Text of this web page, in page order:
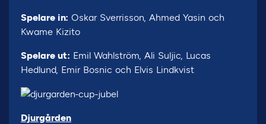
Spelare in: Oskar Sverrisson, Ahmed Yasin och
Kwame Kizito
Spelare ut: Emil Wahlström, Ali Suljic, Lucas
Hedlund, Emir Bosnic och Elvis Lindkvist
Djurgården